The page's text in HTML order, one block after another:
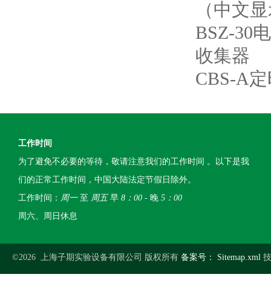
（中文
BSZ-30
收集器
CBS-A
工作时间
为了避免不必要的等待，敬请注意我们的工作时间 。以下是我
们的正常工作时间，中国大陆法定节假日除外。
工作时间： 周一至 周五早 8：00 - 晚 5：00
周六、周日休息
©2026 上海子期实验设备有限公司 版权所有 备案号： Sitemap.xml